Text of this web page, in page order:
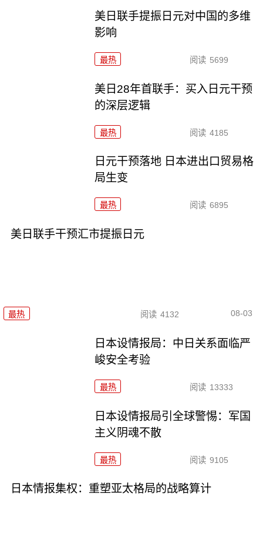
美日联手提振日元对中国的多维
影响
最热 阅读 5699
美日28年首联手：买入日元干预
的深层逻辑
最热 阅读 4185
日元干预落地 日本进出口贸易格
局生变
最热 阅读 6895
美日联手干预汇市提振日元
最热 阅读 4132 08-03
日本设情报局：中日关系面临严
峻安全考验
最热 阅读 13333
日本设情报局引全球警惕：军国
主义阴魂不散
最热 阅读 9105
日本情报集权：重塑亚太格局的战略算计